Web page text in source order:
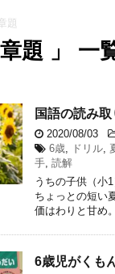
題
章題 」 一
国語の読み
2020/08/03
6歳
ドリル
手 読解
うちの子供（小
ちょっとの短い
価はわりと甘め
6歳児がくも